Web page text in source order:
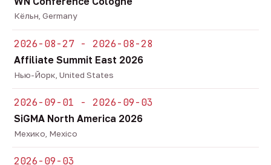
Кёльн, Germany
2026-08-27 - 2026-08-28
Affiliate Summit East 2026
Нью-Йорк, United States
2026-09-01 - 2026-09-03
SiGMA North America 2026
Мехико, Mexico
2026-09-03